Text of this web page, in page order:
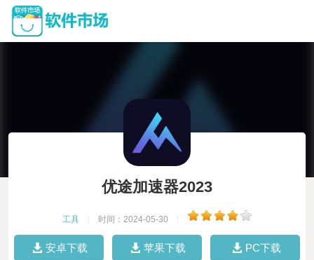
优途加速器2023
工具 时间：2024-05-30
安卓下载 苹果下载 PC下载